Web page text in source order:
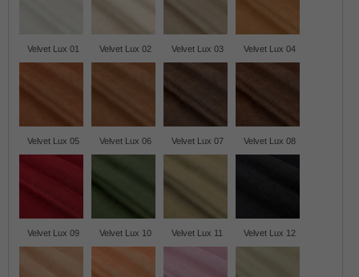
Velvet Lux 01 Velvet Lux 02 Velvet Lux 03 Velvet Lux 04
Velvet Lux 05 Velvet Lux 06 Velvet Lux 07 Velvet Lux 08
Velvet Lux 09 Velvet Lux 10 Velvet Lux 11 Velvet Lux 12